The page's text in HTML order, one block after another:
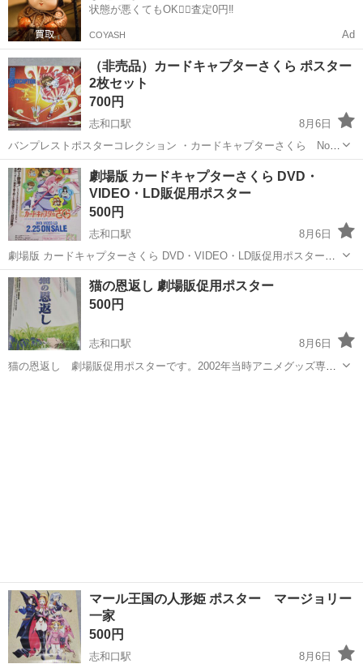
状態が悪くてもOK🙆‍♀️査定0円‼️
COYASH Ad
（非売品）カードキャプターさくら ポスター
2枚セット
700円
志和口駅
8月6日
バンプレストポスターコレクション ・カードキャプターさくら No.2
・カードキャプターさくら No.3 計2点セットです。1998年に当時プ
ライズにて入手しましたもので、未使用のままずっと保管しておりま
した。 表面はキ...
広島 広島市 志和口駅 その他 カードキャプターさくら
劇場版 カードキャプターさくら DVD・
VIDEO・LD販促用ポスター
500円
志和口駅
8月6日
劇場版 カードキャプターさくら DVD・VIDEO・LD販促用ポスターで
す。発売当初店頭に貼られていたものなんですが、処分される際に頂
いたものです。短期間ですが、自宅に飾っておりました。 裏表別のデ
ザインのポスターとなって...
広島 広島市 志和口駅 その他 カードキャプターさくら
猫の恩返し 劇場販促用ポスター
500円
志和口駅
8月6日
猫の恩返し 劇場販促用ポスターです。2002年当時アニメグッズ専門
マール王国の人形姫 ポスター マージョリー
一家
500円
志和口駅
8月6日